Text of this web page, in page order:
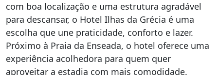
com boa localização e uma estrutura agradável
para descansar, o Hotel Ilhas da Grécia é uma
escolha que une praticidade, conforto e lazer.
Próximo à Praia da Enseada, o hotel oferece uma
experiência acolhedora para quem quer
aproveitar a estadia com mais comodidade.